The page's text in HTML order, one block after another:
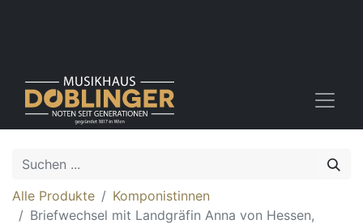
Alle Produkte
Komponistinnen
Briefwechsel mit Landgräfin Anna von Hessen,